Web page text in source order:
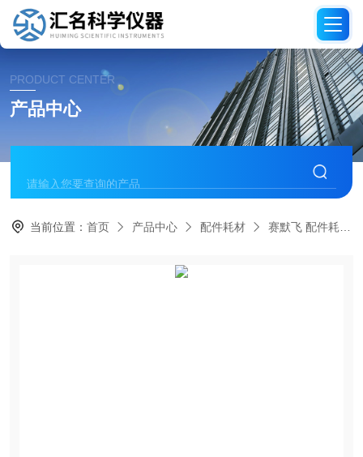
PRODUCT CENTER
产品中心
当前位置：首页 产品中心 配件耗材 赛默飞 配件耗材